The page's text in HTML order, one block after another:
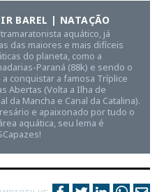
BAREL | NATAÇÃO
aquático, já
das maiores e mais difíceis
do planeta, como a
Paraná (88k) e sendo o
conquistar a famosa Tríplice
Abertas (Volta a Ilha de
da Mancha e Canal da Catalina).
e apaixonado por tudo o
aquática, seu lema é